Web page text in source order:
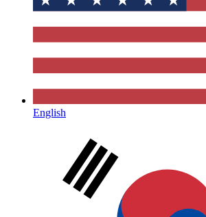
English